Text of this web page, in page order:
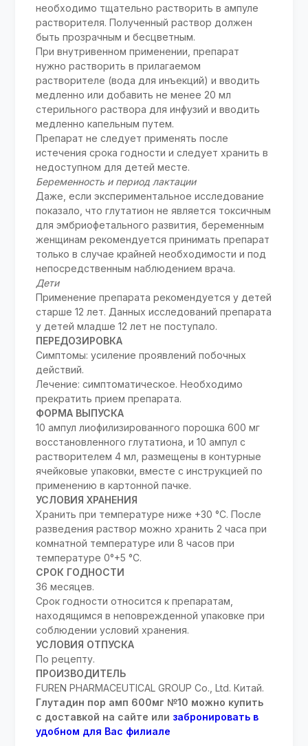
необходимо тщательно растворить в ампуле
растворителя. Полученный раствор должен
быть прозрачным и бесцветным.
При внутривенном применении, препарат
нужно растворить в прилагаемом
растворителе (вода для инъекций) и вводить
медленно или добавить не менее 20 мл
стерильного раствора для инфузий и вводить
медленно капельным путем.
Препарат не следует применять после
истечения срока годности и следует хранить в
недоступном для детей месте.
Беременность и период лактации
Даже, если экспериментальное исследование
показало, что глутатион не является токсичным
для эмбриофетального развития, беременным
женщинам рекомендуется принимать препарат
только в случае крайней необходимости и под
непосредственным наблюдением врача.
Дети
Применение препарата рекомендуется у детей
старше 12 лет. Данных исследований препарата
у детей младше 12 лет не поступало.
ПЕРЕДОЗИРОВКА
Симптомы: усиление проявлений побочных
действий.
Лечение: симптоматическое. Необходимо
прекратить прием препарата.
ФОРМА ВЫПУСКА
10 ампул лиофилизированного порошка 600 мг
восстановленного глутатиона, и 10 ампул с
растворителем 4 мл, размещены в контурные
ячейковые упаковки, вместе с инструкцией по
применению в картонной пачке.
УСЛОВИЯ ХРАНЕНИЯ
Хранить при температуре ниже +30 °C. После
разведения раствор можно хранить 2 часа при
комнатной температуре или 8 часов при
температуре 0°+5 °C.
СРОК ГОДНОСТИ
36 месяцев.
Срок годности относится к препаратам,
находящимся в неповрежденной упаковке при
соблюдении условий хранения.
УСЛОВИЯ ОТПУСКА
По рецепту.
ПРОИЗВОДИТЕЛЬ
FUREN PHARMACEUTICAL GROUP Co., Ltd. Китай.
Глутадин пор амп 600мг №10 можно купить
с доставкой на сайте или забронировать в
удобном для Вас филиале